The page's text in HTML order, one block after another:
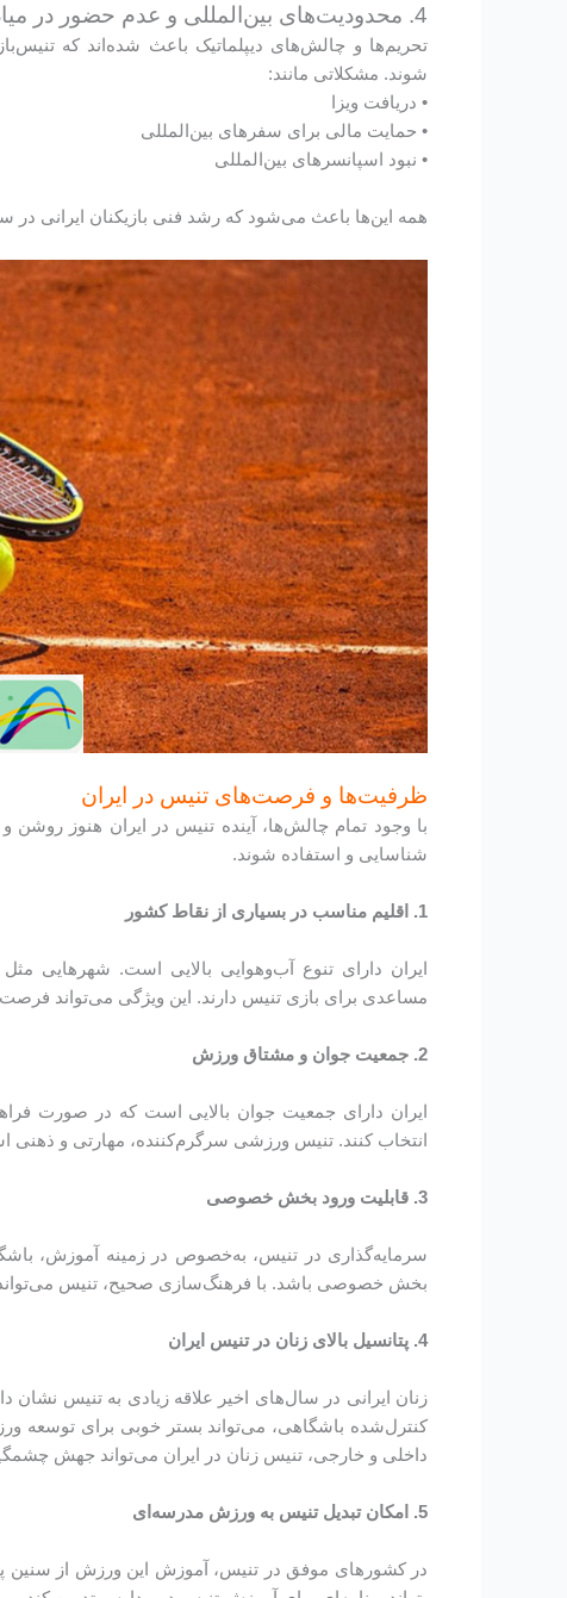
4. محدودیت‌های بین‌المللی و عدم حضور در میادین جهانی
تحریم‌ها و چالش‌های دیپلماتیک باعث شده‌اند که
شوند. مشکلاتی مانند:
• دریافت ویزا
• حمایت مالی برای سفرهای بین‌المللی
• نبود اسپانسرهای بین‌المللی
همه این‌ها باعث می‌شود که رشد فنی بازیکنان ایرانی در
ظرفیت‌ها و فرصت‌های تنیس در ایران
با وجود تمام چالش‌ها، آینده تنیس در ایران هنوز
شناسایی و استفاده شوند.
1. اقلیم مناسب در بسیاری از نقاط کشور
ایران دارای تنوع آب‌وهوایی بالایی است. شهرهایی
مساعدی برای بازی تنیس دارند. این ویژگی می‌تواند
2. جمعیت جوان و مشتاق ورزش
ایران دارای جمعیت جوان بالایی است که در صورت
انتخاب کنند. تنیس ورزشی سرگرم‌کننده، مهارتی و
3. قابلیت ورود بخش خصوصی
سرمایه‌گذاری در تنیس، به‌خصوص در زمینه آموزش،
بخش خصوصی باشد. با فرهنگ‌سازی صحیح، تنیس می‌تواند
4. پتانسیل بالای زنان در تنیس ایران
زنان ایرانی در سال‌های اخیر علاقه زیادی به تنیس
کنترل‌شده باشگاهی، می‌تواند بستر خوبی برای توسعه
داخلی و خارجی، تنیس زنان در ایران می‌تواند جهش
5. امکان تبدیل تنیس به ورزش مدرسه‌ای
در کشورهای موفق در تنیس، آموزش این ورزش از سنین